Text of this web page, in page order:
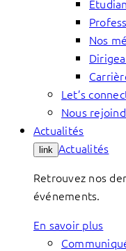
Nos
Let’s
Nous
Actualités
link Actualités
Retrouvez nos
événements.
En savoir plus